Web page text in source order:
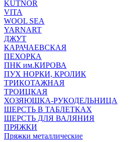
KUTNOR
VITA
WOOL SEA
YARNART
ДЖУТ
КАРАЧАЕВСКАЯ
ПЕХОРКА
ПНК им.КИРОВА
ПУХ НОРКИ, КРОЛИК
ТРИКОТАЖНАЯ
ТРОИЦКАЯ
ХОЗЯЮШКА-РУКОДЕЛЬНИЦА
ШЕРСТЬ В ТАБЛЕТКАХ
ШЕРСТЬ ДЛЯ ВАЛЯНИЯ
ПРЯЖКИ
Пряжки металлические